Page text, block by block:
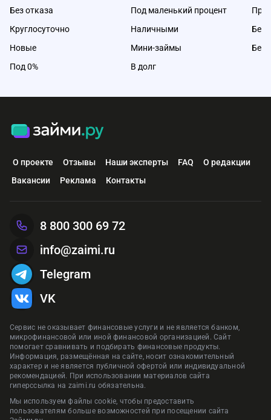
Без отказа
Круглосуточно
Новые
Под 0%
Под маленький процент
Наличными
Мини-займы
В долг
Без
Без
О проекте Отзывы Наши эксперты FAQ
О редакции
Вакансии
Реклама Контакты
Сервис не оказывает финансовые услуги и не является банком,
микрофинансовой или иной финансовой организацией. Сайт
помогает сравнивать и подбирать финансовые продукты.
Информация, размещённая на сайте, носит ознакомительный
характер и не является публичной офертой или индивидуальной
рекомендацией. При использовании материалов сайта
гиперссылка на zaimi.ru обязательна.
Мы используем файлы cookie, чтобы предоставить
пользователям больше возможностей при посещении сайта
8 800 300 69 72
info@zaimi.ru
Telegram
VK